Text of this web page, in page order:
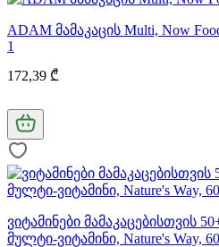
ADAM მამაკაცის Multi, Now
1
172,39 ₾
ვიტამინები მამაკაცებისთვის
მულტი-ვიტამინი, Nature's Way,